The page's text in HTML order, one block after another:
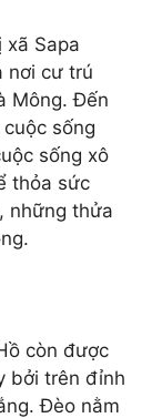
xã Sapa
nơi cư trú
Mông. Đến
sống
sống xô
thỏa sức
những thửa
còn được
bởi trên đỉnh
Đèo nằm